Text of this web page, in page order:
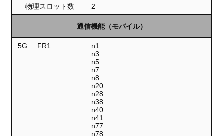
物理スロット数 2
通信機能（モバイル）
5G FR1
n1
n3
n5
n7
n8
n20
n28
n38
n40
n41
n77
n78